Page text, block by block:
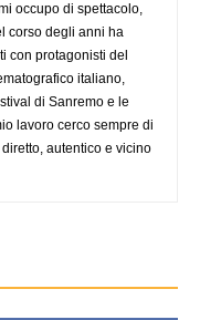
occupo di spettacolo,
corso degli anni ha
con protagonisti del
italiano,
di Sanremo e le
lavoro cerco sempre di
autentico e vicino